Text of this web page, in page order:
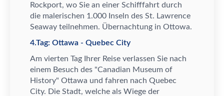
Rockport, wo Sie an einer Schifffahrt durch
die malerischen 1.000 Inseln des St. Lawrence
Seaway teilnehmen. Übernachtung in Ottowa.
4.Tag: Ottawa - Quebec City
Am vierten Tag Ihrer Reise verlassen Sie nach
einem Besuch des "Canadian Museum of
History" Ottawa und fahren nach Quebec
City. Die Stadt, welche als Wiege der